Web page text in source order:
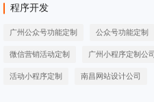
程序开发
广州公众号功能定制 公众号功能定制
微信营销活动定制 广州小程序定制公司
活动小程序定制 南昌网站设计公司